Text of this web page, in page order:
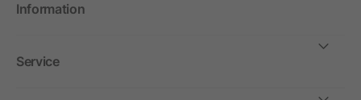
Information
Service